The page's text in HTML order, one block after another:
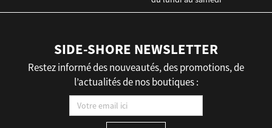
SIDE-SHORE NEWSLETTER
Restez informé des nouveautés, des promotions, de
l’actualités de nos boutiques :